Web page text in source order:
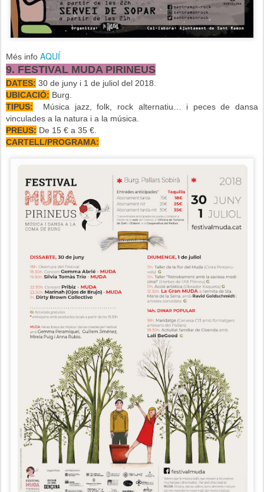
Més info AQUÍ
9. FESTIVAL MUDA PIRINEUS
DATES: 30 de juny i 1 de juliol del 2018.
UBICACIÓ: Burg.
TIPUS:
Música jazz, folk, rock alternatiu… i peces de dansa
vinculades a la natura i a la música.
PREUS: De 15 € a 35 €.
CARTELL/PROGRAMA: